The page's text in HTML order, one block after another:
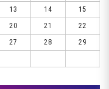
13 14
15
20 21
22
27 28
29